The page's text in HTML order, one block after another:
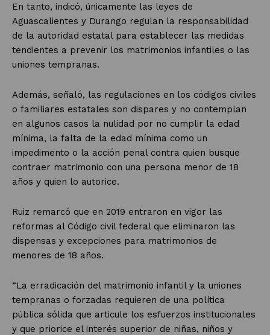
En tanto, indicó, únicamente las leyes de
Aguascalientes y Durango regulan la responsabilidad
de la autoridad estatal para establecer las medidas
tendientes a prevenir los matrimonios infantiles o las
uniones tempranas.
Además, señaló, las regulaciones en los códigos civiles
o familiares estatales son dispares y no contemplan
en algunos casos la nulidad por no cumplir la edad
mínima, la falta de la edad mínima como un
impedimento o la acción penal contra quien busque
contraer matrimonio con una persona menor de 18
años y quien lo autorice.
Ruiz remarcó que en 2019 entraron en vigor las
reformas al Código civil federal que eliminaron las
dispensas y excepciones para matrimonios de
menores de 18 años.
“La erradicación del matrimonio infantil y la uniones
tempranas o forzadas requieren de una política
pública sólida que articule los esfuerzos institucionales
y que priorice el interés superior de niñas, niños y